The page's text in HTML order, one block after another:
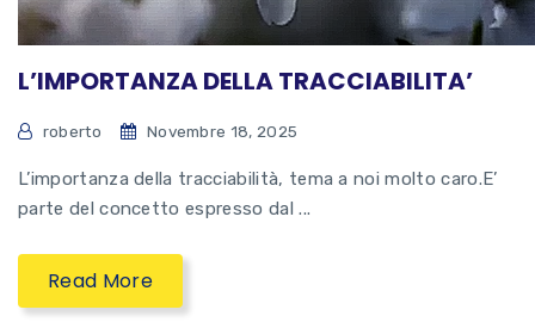
L’IMPORTANZA DELLA TRACCIABILITA’
roberto Novembre 18, 2025
L’importanza della tracciabilità, tema a noi molto caro.E’
parte del concetto espresso dal ...
Read More